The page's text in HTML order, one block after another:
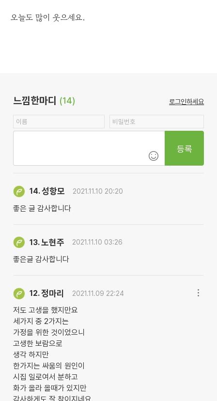
오늘도 많이 웃으세요.
느낌한마디 (14) 로그인하세요
등록
14.성항모 2021.11.10 20:20
좋은 글 감사합니다
13.노현주 2021.11.10 03:26
좋은글 감사합니다
12.정마리 2021.11.09 22:24
저도 고생을 했지만요
세가지 중 2가지는
가정을 위한 것이었으니
고생한 보람으로
생각 하지만
한가지는 싸움의 원인이
시집 일로여서 분하고
화가 올라 올때가 있지만